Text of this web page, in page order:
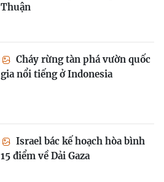
Thuận
Cháy rừng tàn phá vườn quốc
gia nổi tiếng ở Indonesia
Israel bác kế hoạch hòa bình
15 điểm về Dải Gaza